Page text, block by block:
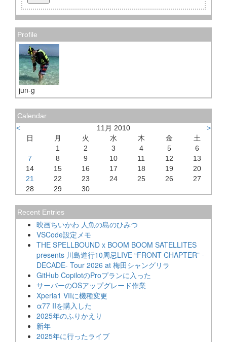
Profile
jun-g
Calendar
<
11月 2010
>
日
月 火 水 木 金
土
1
2 3 4 5
6
7
8 9 10 11 12
13
14
15 16 17 18 19
20
21
22 23 24 25 26
27
28
29 30
Recent Entries
映画ちいかわ 人魚の島のひみつ
VSCode設定メモ
THE SPELLBOUND x BOOM BOOM SATELLITES
presents 川島道行10周忌LIVE “FRONT CHAPTER” -
DECADE- Tour 2026 at 梅田シャングリラ
GitHub CopilotのProプランに入った
サーバーのOSアップグレード作業
Xperia1 VIIに機種変更
α77 IIを購入した
2025年のふりかえり
新年
2025年に行ったライブ